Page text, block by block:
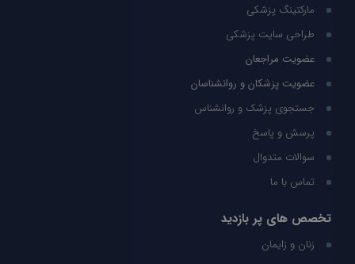
مارکتینگ پزشکی
طراحی سایت پزشکی
عضویت مراجعان
عضویت پزشکان و روانشناسان
جستجوی پزشک و روانشناس
پرسش و پاسخ
سوالات متدوال
تماس با ما
تخصص های پر بازدید
زنان و زایمان